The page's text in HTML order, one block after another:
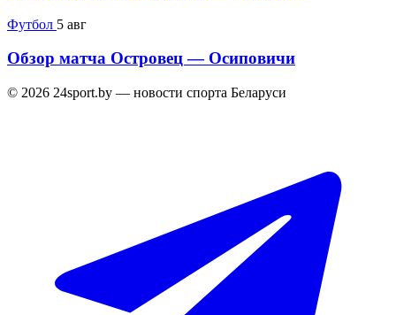
Футбол 5 авг
Обзор матча Островец — Осиповичи
© 2026 24sport.by — новости спорта Беларуси